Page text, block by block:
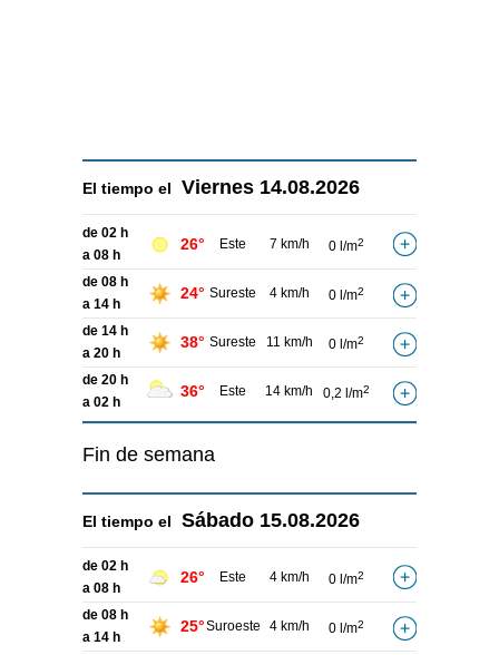
El tiempo el Viernes 14.08.2026
de 02 h
a 08 h
26° Este 7 km/h 0 l/m2
de 08 h
a 14 h
24° Sureste 4 km/h 0 l/m2
de 14 h
a 20 h
38° Sureste 11 km/h 0 l/m2
de 20 h
a 02 h
36° Este 14 km/h 0,2 l/m2
Fin de semana
El tiempo el Sábado 15.08.2026
de 02 h
a 08 h
26° Este 4 km/h 0 l/m2
de 08 h
a 14 h
25°Suroeste 4 km/h 0 l/m2